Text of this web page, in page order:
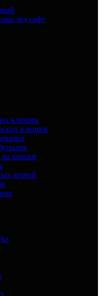
лёд софт
клюшек
клюшек
коньки
лезвий